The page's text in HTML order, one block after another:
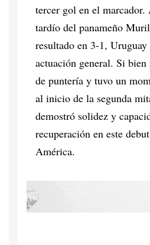
tercer gol en el
tardío del panameño
resultado en 3-1,
actuación general. Si
de puntería y tuvo un
al inicio de la segunda
demostró solidez y
recuperación en este
América.